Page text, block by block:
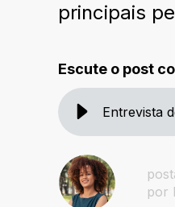
principais
Escute o post
Entrevista
por